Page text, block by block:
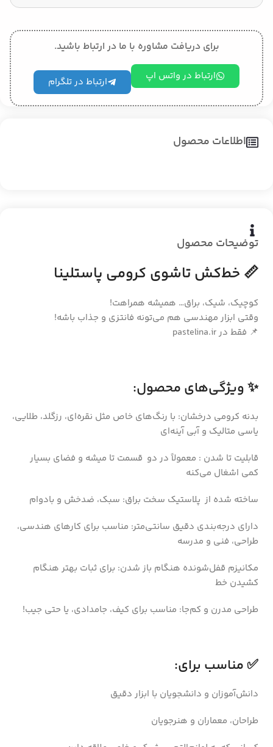
برای دریافت مشاوره با ما در ارتباط باشید.
ارتباط در واتس اپ ارتباط در تلگرام
توضیحات محصول
📏 خط‌کش تاشوی کرومی پاستلینا
کوچیک، شیک، براق… همیشه همراهت!
وقتی ابزار مهندسی هم می‌تونه فانتزی و جذاب باشه!
📌 فقط در pastelina.ir
✨ ویژگی‌های محصول:
بدنه کرومی درخشان: با رنگ‌های خاص مثل نقره‌ای، رزگلد، طلایی،
یاسی متالیک و آبی آینه‌ای
قابلیت تا شدن : معمولاً در دو قسمت تا میشه و فضای بسیار
کمی اشغال می‌کنه
ساخته شده از پلاستیک سخت براق: سبک، ضدخش و بادوام
دارای درجه‌بندی دقیق سانتی‌متر: مناسب برای کارهای هندسی،
طراحی، فنی و مدرسه
مکانیزم قفل‌شونده هنگام باز شدن: برای ثبات بهتر هنگام
کشیدن خط
طراحی مدرن و کم‌جا: مناسب برای کیف، جامدادی، یا حتی جیب!
✅ مناسب برای:
دانش‌آموزان و دانشجویان با ابزار دقیق
طراحان، معماران و هنرجویان
اطلاعات محصول